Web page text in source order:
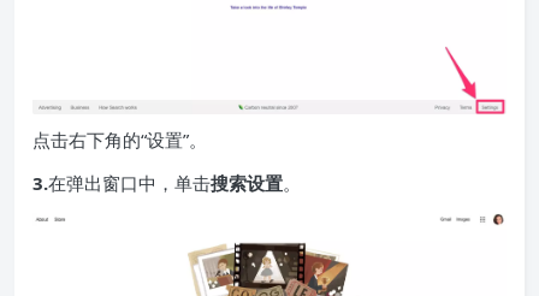
点击右下角的“设置”。
3.在弹出窗口中，单击搜索设置。